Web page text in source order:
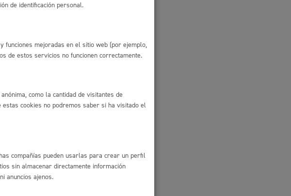
del silencio
las obras)
de identificación personal.
funciones mejoradas en el sitio web (por ejemplo,
de estos servicios no funcionen correctamente.
como la cantidad de visitantes de
cookies no podremos saber si ha visitado el
compañías pueden usarlas para crear un perfil
sin almacenar directamente información
anuncios ajenos.